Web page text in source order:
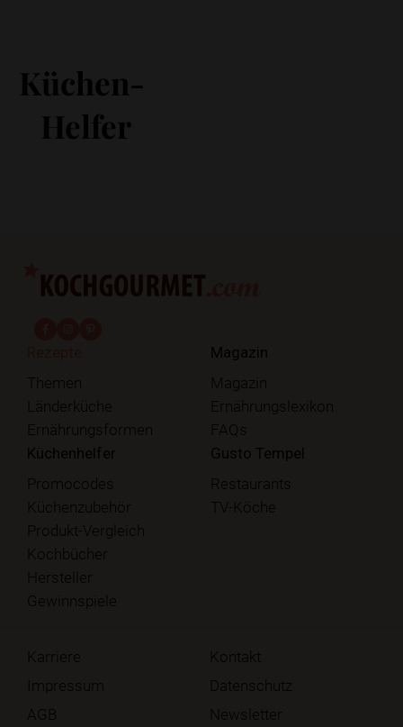
Küchen-
Helfer
Themen
Länderküche
Ernährungsformen
Magazin
Magazin
Ernährungslexikon
FAQs
Küchenhelfer
Promocodes
Küchenzubehör
Produkt-Vergleich
Kochbücher
Hersteller
Gewinnspiele
Gusto Tempel
Restaurants
TV-Köche
Karriere
Kontakt
Impressum
Datenschutz
AGB
Newsletter